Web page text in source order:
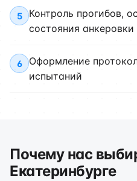
5
Контроль прогибов,
состояния анкеровки
6
Оформление
испытаний
Почему нас
Екатеринбурге